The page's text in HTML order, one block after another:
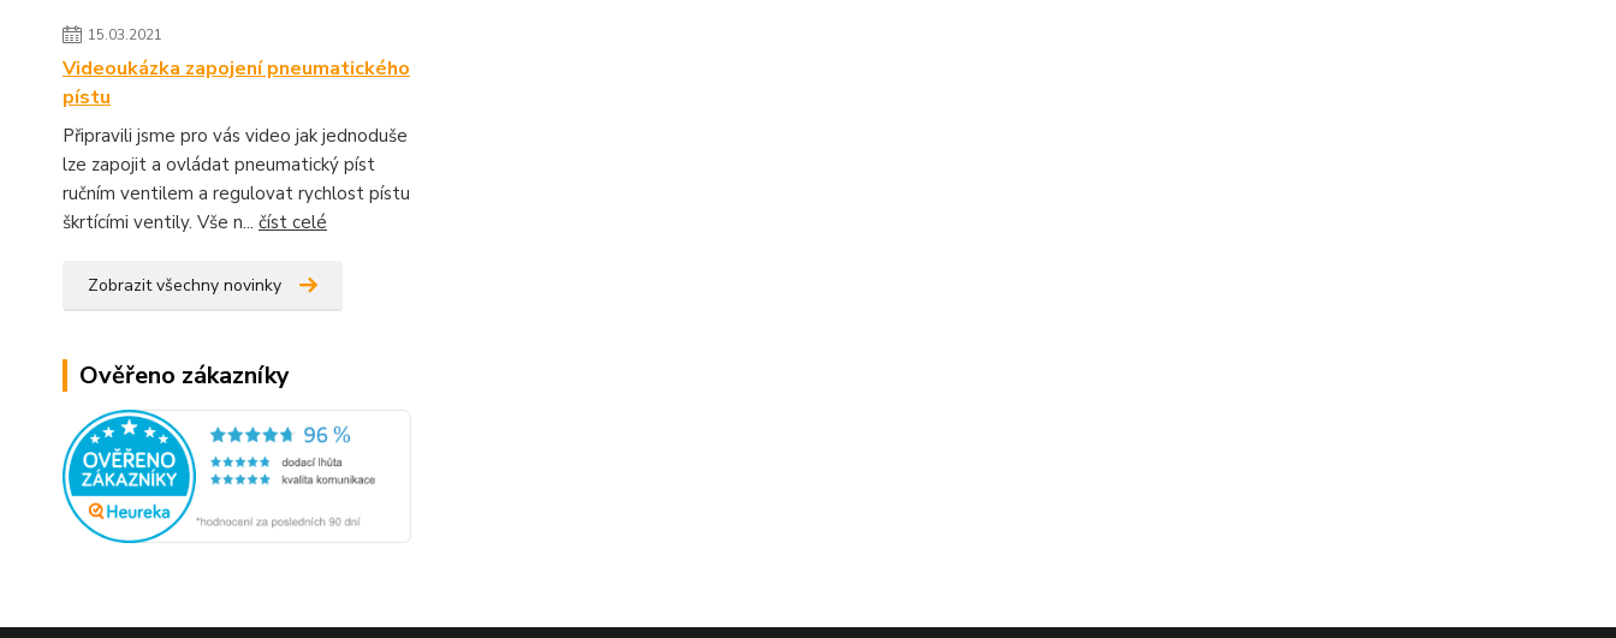
15.03.2021
Videoukázka zapojení pneumatického
pístu
Připravili jsme pro vás video jak jednoduše
lze zapojit a ovládat pneumatický píst
ručním ventilem a regulovat rychlost pístu
škrtícími ventily. Vše n... číst celé
Zobrazit všechny novinky
Ověřeno zákazníky